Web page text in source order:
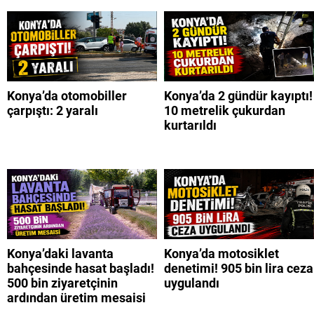
Konya’da otomobiller
çarpıştı: 2 yaralı
Konya’da 2 gündür kayıptı!
10 metrelik çukurdan
kurtarıldı
Konya’daki lavanta
bahçesinde hasat başladı!
500 bin ziyaretçinin
ardından üretim mesaisi
Konya’da motosiklet
denetimi! 905 bin lira ceza
uygulandı